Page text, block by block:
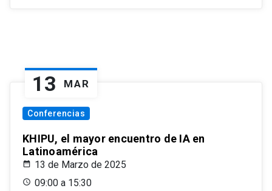
13 MAR
Conferencias
KHIPU, el mayor encuentro de IA en
Latinoamérica
13 de Marzo de 2025
09:00 a 15:30